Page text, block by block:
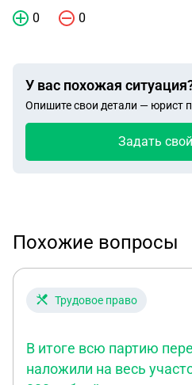
0 0
У вас похожая
Опишите свои детали — юрист
Задать
Похожие вопросы
Трудовое право
В итоге всю партию
наложили на весь